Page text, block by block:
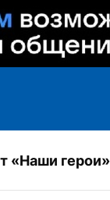
«Наши герои»